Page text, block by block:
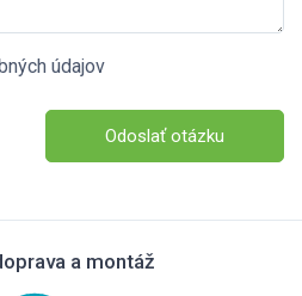
údajov
Odoslať otázku
a montáž